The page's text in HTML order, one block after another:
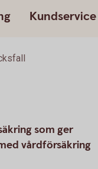
Kundservice
som ger
vårdförsäkring